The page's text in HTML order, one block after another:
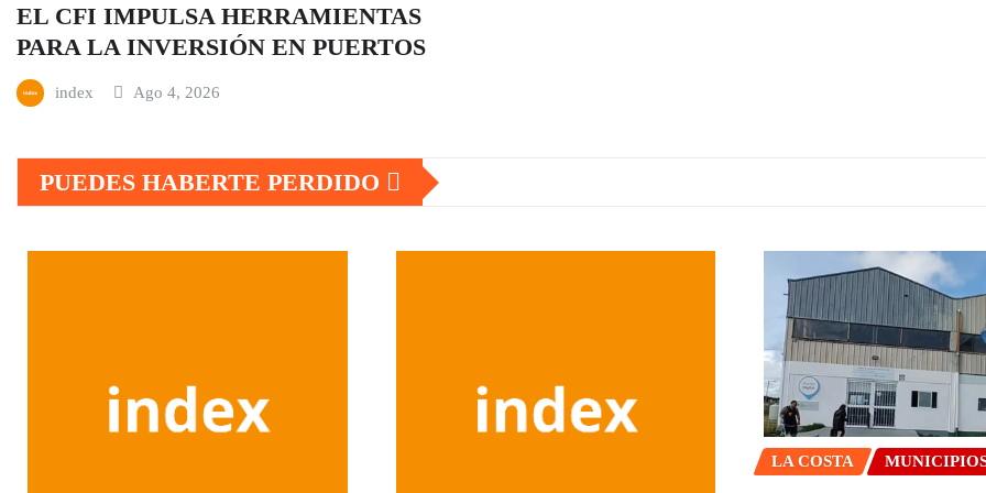
EL CFI IMPULSA HERRAMIENTAS
PARA LA INVERSIÓN EN PUERTOS
index Ago 4, 2026
PUEDES HABERTE PERDIDO
LA COSTA